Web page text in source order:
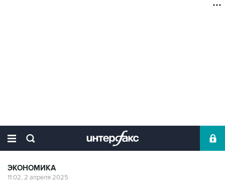
ЭКОНОМИКА
11:02, 2 апреля 2025